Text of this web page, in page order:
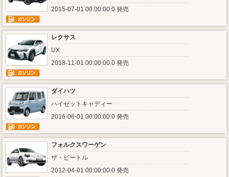
2015-07-01 00:00:00.0 発売
レクサス
UX
2018-11-01 00:00:00.0 発売
ダイハツ
ハイゼットキャディー
2016-06-01 00:00:00.0 発売
フォルクスワーゲン
ザ・ビートル
2012-04-01 00:00:00.0 発売